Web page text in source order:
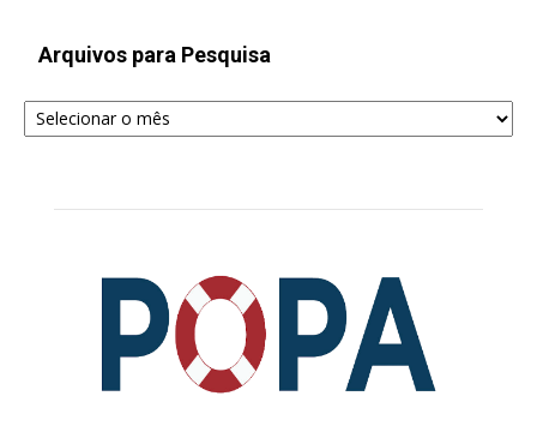
Arquivos para Pesquisa
Arquivos
para